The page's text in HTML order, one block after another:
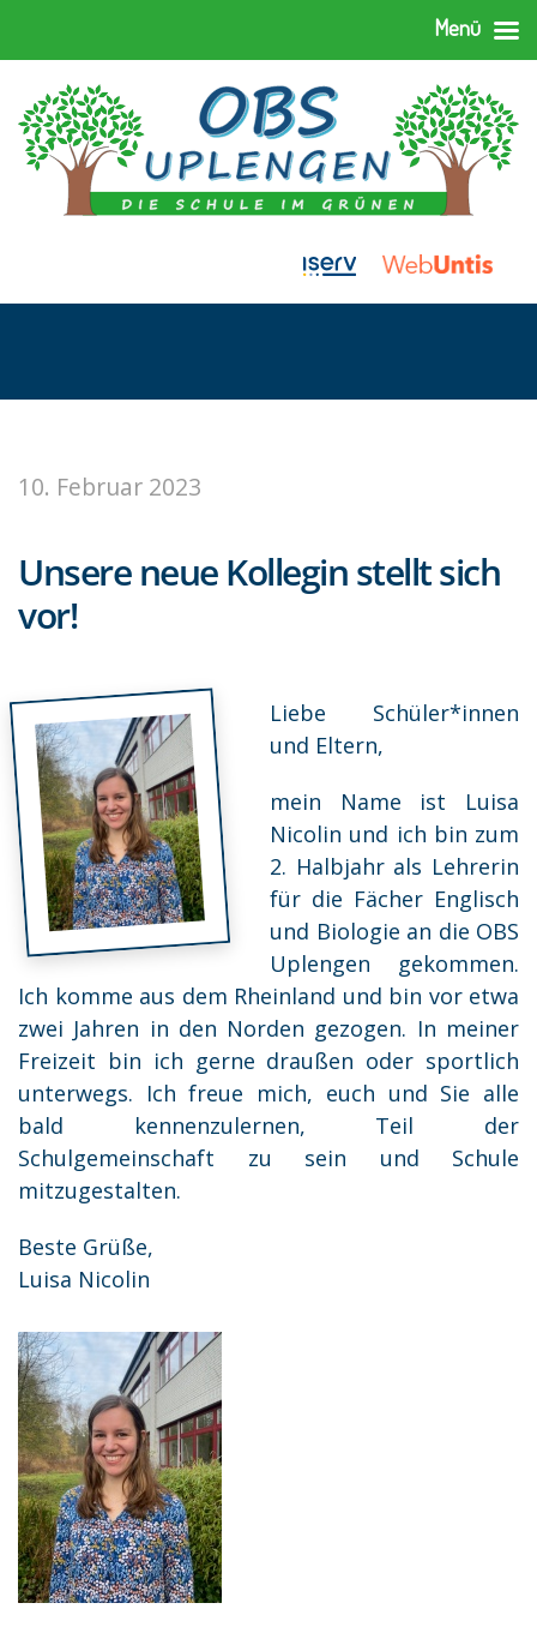
10. Februar 2023
Unsere neue Kollegin stellt sich
vor!
Liebe Schüler*innen
und Eltern,
mein Name ist Luisa
Nicolin und ich bin zum
2. Halbjahr als Lehrerin
für die Fächer Englisch
und Biologie an die OBS
Uplengen gekommen.
Ich komme aus dem Rheinland und bin vor etwa
zwei Jahren in den Norden gezogen. In meiner
Freizeit bin ich gerne draußen oder sportlich
unterwegs. Ich freue mich, euch und Sie alle
bald kennenzulernen, Teil der
Schulgemeinschaft zu sein und Schule
mitzugestalten.
Beste Grüße,
Luisa Nicolin
Menü